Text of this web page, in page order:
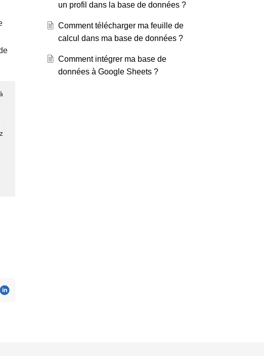
un profil dans la base de données ?
Comment télécharger ma feuille de
calcul dans ma base de données ?
Comment intégrer ma base de
données à Google Sheets ?